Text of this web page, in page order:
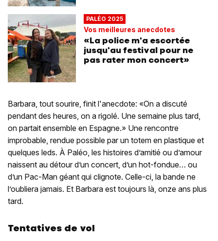
PALÉO 2025
Vos meilleures anecdotes
«La police m'a escortée
jusqu'au festival pour ne
pas rater mon concert»
Barbara, tout sourire, finit l'anecdote: «On a discuté
pendant des heures, on a rigolé. Une semaine plus tard,
on partait ensemble en Espagne.» Une rencontre
improbable, rendue possible par un totem en plastique et
quelques leds. À Paléo, les histoires d’amitié ou d’amour
naissent au détour d’un concert, d’un hot-fondue… ou
d’un Pac-Man géant qui clignote. Celle-ci, la bande ne
l’oubliera jamais. Et Barbara est toujours là, onze ans plus
tard.
Tentatives de vol